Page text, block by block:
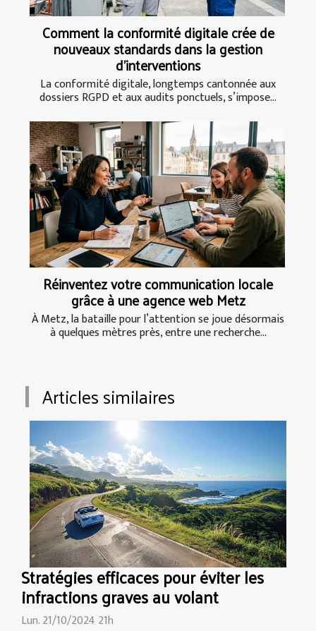
Comment la conformité digitale crée de
nouveaux standards dans la gestion
d’interventions
La conformité digitale, longtemps cantonnée aux
dossiers RGPD et aux audits ponctuels, s’impose...
Réinventez votre communication locale
grâce à une agence web Metz
À Metz, la bataille pour l’attention se joue désormais
à quelques mètres près, entre une recherche...
Articles similaires
Stratégies efficaces pour éviter les
infractions graves au volant
Lun. 21/10/2024 21h